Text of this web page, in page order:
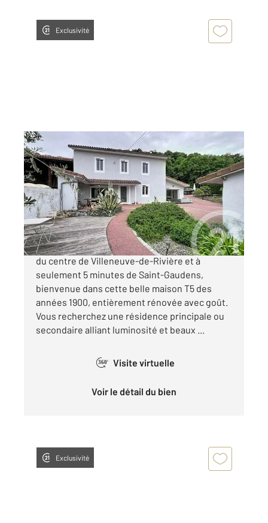
Exclusivité
ST GAUDENS 31
171,59 m2, 5 pièces
Ref : 17373
Maison à vendre
268 000 €
« LA BELLE CONTEMPORAINE » À proximité
du centre de Villeneuve-de-Rivière et à
seulement 5 minutes de Saint-Gaudens,
bienvenue dans cette belle maison T5 des
années 1900, entièrement rénovée avec goût.
Vous recherchez une résidence principale ou
secondaire alliant luminosité et beaux ...
360° Visite virtuelle
Voir le détail du bien
Exclusivité